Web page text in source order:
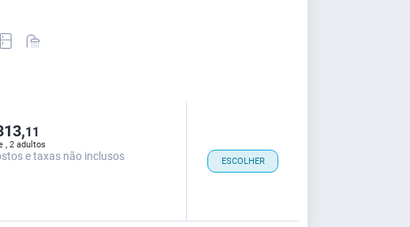
, 2 adultos
11
e taxas não inclusos ESCOLHER